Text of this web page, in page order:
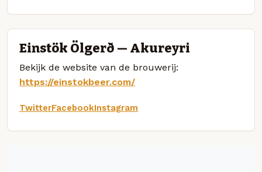
Einstök Ölgerð — Akureyri
Bekijk de website van de brouwerij:
https://einstokbeer.com/
TwitterFacebookInstagram